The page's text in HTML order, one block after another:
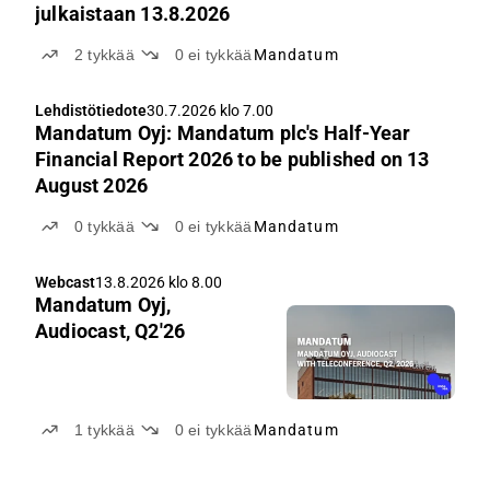
julkaistaan 13.8.2026
2tykkää 0ei tykkää Mandatum
Lehdistötiedote30.7.2026 klo 7.00
Mandatum Oyj: Mandatum plc's Half-Year
Financial Report 2026 to be published on 13
August 2026
0tykkää 0ei tykkää Mandatum
Webcast13.8.2026 klo 8.00
Mandatum Oyj,
Audiocast, Q2'26
1tykkää 0ei tykkää Mandatum